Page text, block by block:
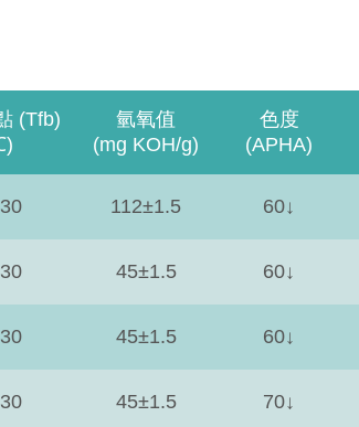
(Tfb)
氫氧值
(mg KOH/g)
色度
(APHA)
112±1.5 60↓
45±1.5 60↓
45±1.5 60↓
45±1.5 70↓